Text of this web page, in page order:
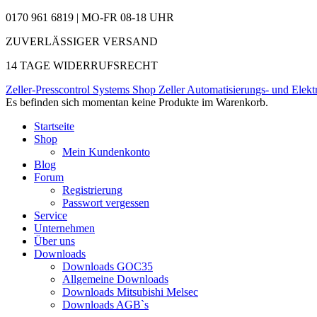
0170 961 6819 | MO-FR 08-18 UHR
ZUVERLÄSSIGER VERSAND
14 TAGE WIDERRUFSRECHT
Zeller-Presscontrol Systems Shop Zeller Automatisierungs- und
Es befinden sich momentan keine Produkte im Warenkorb.
Startseite
Shop
Mein Kundenkonto
Blog
Forum
Registrierung
Passwort vergessen
Service
Unternehmen
Über uns
Downloads
Downloads GOC35
Allgemeine Downloads
Downloads Mitsubishi Melsec
Downloads AGB`s